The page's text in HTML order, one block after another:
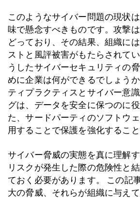
このようなサイバー問題の現状
味で懸念すべきものです。攻撃
どっており、その結果、組織に
ストと風評被害がもたらされて
うしたサイバーセキュリティの
めに企業は何ができるでしょう
ティプラクティスとサイバー意
グは、データを安全に保つのに
た、サードパーティのソフトウ
用することで保護を強化すること
サイバー脅威の実態を真に理解
リスクが発生した際の危険性と
ておく必要があります。 この記
大の脅威、それらが組織に与え